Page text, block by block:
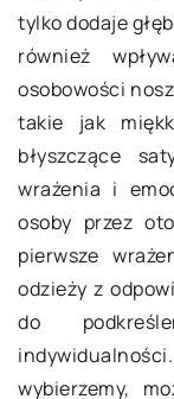
tylko dodaje
również
osobowości
takie jak
błyszczące
wrażenia i
osoby przez
pierwsze
odzieży z
do
wybierzemy,